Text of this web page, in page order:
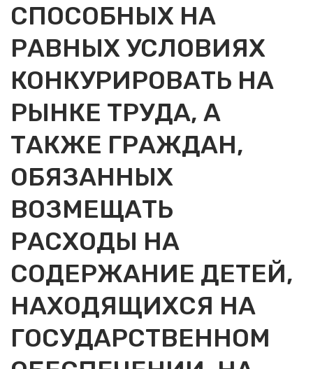
СПОСОБНЫХ НА
РАВНЫХ УСЛОВИЯХ
КОНКУРИРОВАТЬ НА
РЫНКЕ ТРУДА, А
ТАКЖЕ ГРАЖДАН,
ОБЯЗАННЫХ
ВОЗМЕЩАТЬ
РАСХОДЫ НА
СОДЕРЖАНИЕ ДЕТЕЙ,
НАХОДЯЩИХСЯ НА
ГОСУДАРСТВЕННОМ